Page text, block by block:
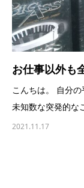
お仕事以外も
こんちは。 自分
未知数な突発的な
2021.11.17